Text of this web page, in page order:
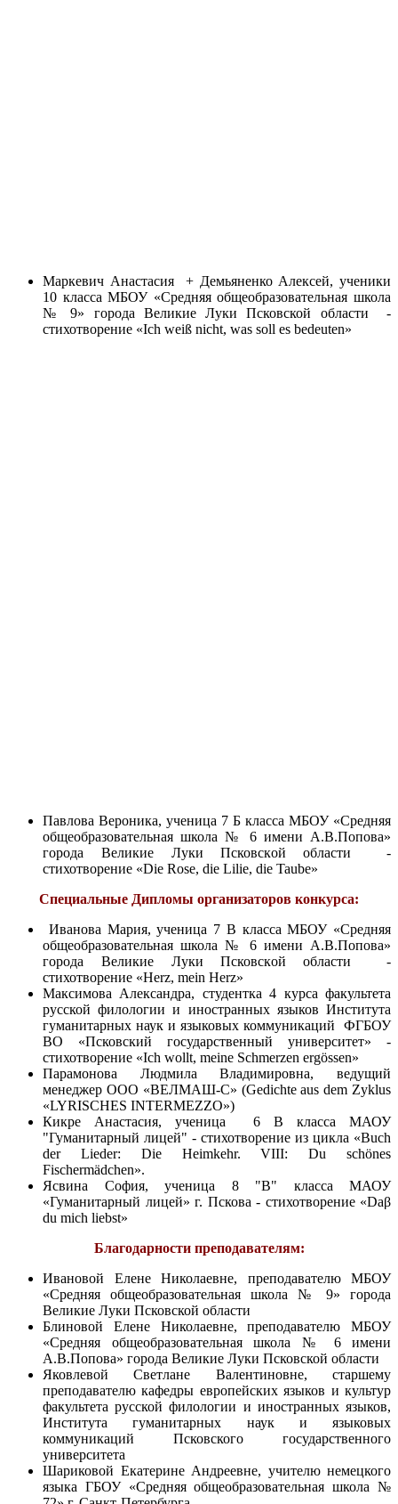
Маркевич Анастасия + Демьяненко Алексей, ученики
10 класса МБОУ «Средняя общеобразовательная школа
№ 9» города Великие Луки Псковской области -
стихотворение «Ich weiß nicht, was soll es bedeuten»
Павлова Вероника, ученица 7 Б класса МБОУ «Средняя
общеобразовательная школа № 6 имени А.В.Попова»
города Великие Луки Псковской области -
стихотворение «Die Rose, die Lilie, die Taube»
Специальные Дипломы организаторов конкурса:
Иванова Мария, ученица 7 В класса МБОУ «Средняя
общеобразовательная школа № 6 имени А.В.Попова»
города Великие Луки Псковской области -
стихотворение «Herz, mein Herz»
Максимова Александра, студентка 4 курса факультета
русской филологии и иностранных языков Института
гуманитарных наук и языковых коммуникаций ФГБОУ
ВО «Псковский государственный университет» -
стихотворение «Ich wollt, meine Schmerzen ergössen»
Парамонова Людмила Владимировна, ведущий
менеджер ООО «ВЕЛМАШ-С» (Gedichte aus dem Zyklus
«LYRISCHES INTERMEZZO»)
Кикре Анастасия, ученица 6 В класса МАОУ
"Гуманитарный лицей" - стихотворение из цикла «Buch
der Lieder: Die Heimkehr. VIII: Du schönes
Fischermädchen».
Ясвина София, ученица 8 "В" класса МАОУ
«Гуманитарный лицей» г. Пскова - стихотворение «Daβ
du mich liebst»
Благодарности преподавателям:
Ивановой Елене Николаевне, преподавателю МБОУ
«Средняя общеобразовательная школа № 9» города
Великие Луки Псковской области
Блиновой Елене Николаевне, преподавателю МБОУ
«Средняя общеобразовательная школа № 6 имени
А.В.Попова» города Великие Луки Псковской области
Яковлевой Светлане Валентиновне, старшему
преподавателю кафедры европейских языков и культур
факультета русской филологии и иностранных языков,
Института гуманитарных наук и языковых
коммуникаций Псковского государственного
университета
Шариковой Екатерине Андреевне, учителю немецкого
языка ГБОУ «Средняя общеобразовательная школа №